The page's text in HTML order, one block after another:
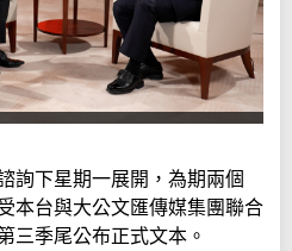
詢下星期一展開，為期兩個
本台與大公文匯傳媒集團聯合
三季尾公布正式文本。